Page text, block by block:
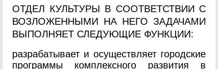
ОТДЕЛ КУЛЬТУРЫ В СООТВЕТСТВИИ С
ВОЗЛОЖЕННЫМИ НА НЕГО ЗАДАЧАМИ
ВЫПОЛНЯЕТ СЛЕДУЮЩИЕ ФУНКЦИИ:
разрабатывает и осуществляет городские
программы комплексного развития в